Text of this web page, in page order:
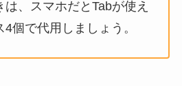
、スマホだとTabが使え
個で代用しましょう。